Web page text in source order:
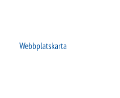
Webbplatskarta